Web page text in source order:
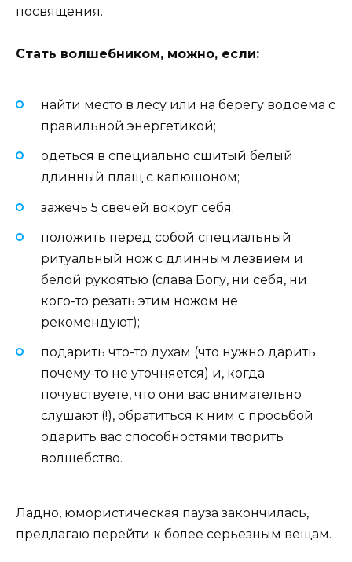
посвящения.
Стать волшебником, можно, если:
найти место в лесу или на берегу водоема с
правильной энергетикой;
одеться в специально сшитый белый
длинный плащ с капюшоном;
зажечь 5 свечей вокруг себя;
положить перед собой специальный
ритуальный нож с длинным лезвием и
белой рукоятью (слава Богу, ни себя, ни
кого-то резать этим ножом не
рекомендуют);
подарить что-то духам (что нужно дарить
почему-то не уточняется) и, когда
почувствуете, что они вас внимательно
слушают (!), обратиться к ним с просьбой
одарить вас способностями творить
волшебство.
Ладно, юмористическая пауза закончилась,
предлагаю перейти к более серьезным вещам.